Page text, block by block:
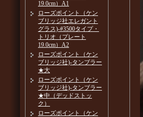
19.0cm）A1
ローズポイント（ケン
ブリッジ社エレガント
グラス)-#3500タイプ・
トリオ（プレート
19.0cm）A2
ローズポイント（ケン
ブリッジ社)-タンブラー
★大
ローズポイント（ケン
ブリッジ社)-タンブラー
★中（デッドストッ
ク）
ローズポイント（ケン